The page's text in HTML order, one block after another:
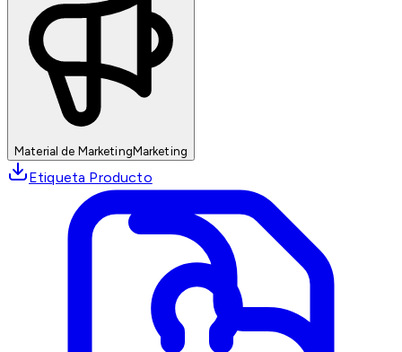
Material de MarketingMarketing
Etiqueta Producto